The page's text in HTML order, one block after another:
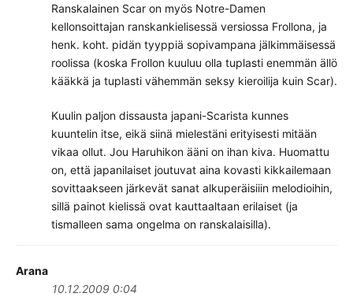
Ranskalainen Scar on myös Notre-Damen
kellonsoittajan ranskankielisessä versiossa Frollona, ja
henk. koht. pidän tyyppiä sopivampana jälkimmäisessä
roolissa (koska Frollon kuuluu olla tuplasti enemmän ällö
kääkkä ja tuplasti vähemmän seksy kieroilija kuin Scar).
Kuulin paljon dissausta japani-Scarista kunnes
kuuntelin itse, eikä siinä mielestäni erityisesti mitään
vikaa ollut. Jou Haruhikon ääni on ihan kiva. Huomattu
on, että japanilaiset joutuvat aina kovasti kikkailemaan
sovittaakseen järkevät sanat alkuperäisiiin melodioihin,
sillä painot kielissä ovat kauttaaltaan erilaiset (ja
tismalleen sama ongelma on ranskalaisilla).
Arana
10.12.2009 0:04